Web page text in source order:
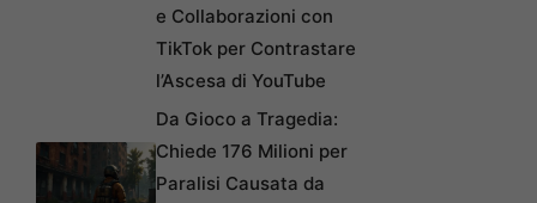
e Collaborazioni con
TikTok per Contrastare
l’Ascesa di YouTube
Da Gioco a Tragedia:
Chiede 176 Milioni per
Paralisi Causata da